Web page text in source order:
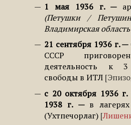
1 мая 1936 г.
Петушки /
Владимирская область
21 сентября 1936 г.
СССР
деятельность к
свободы в ИТЛ
с 20 октября 1936
1938 г.
в
(Ухтпечорлаг)